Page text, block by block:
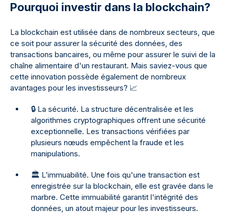
Pourquoi investir dans la blockchain?
La blockchain est utilisée dans de nombreux secteurs, que
ce soit pour assurer la sécurité des données, des
transactions bancaires, ou même pour assurer le suivi de la
chaîne alimentaire d'un restaurant. Mais saviez-vous que
cette innovation possède également de nombreux
avantages pour les investisseurs? 📈
🔒 La sécurité. La structure décentralisée et les
algorithmes cryptographiques offrent une sécurité
exceptionnelle. Les transactions vérifiées par
plusieurs nœuds empêchent la fraude et les
manipulations.
🏛️ L’immuabilité. Une fois qu'une transaction est
enregistrée sur la blockchain, elle est gravée dans le
marbre. Cette immuabilité garantit l'intégrité des
données, un atout majeur pour les investisseurs.